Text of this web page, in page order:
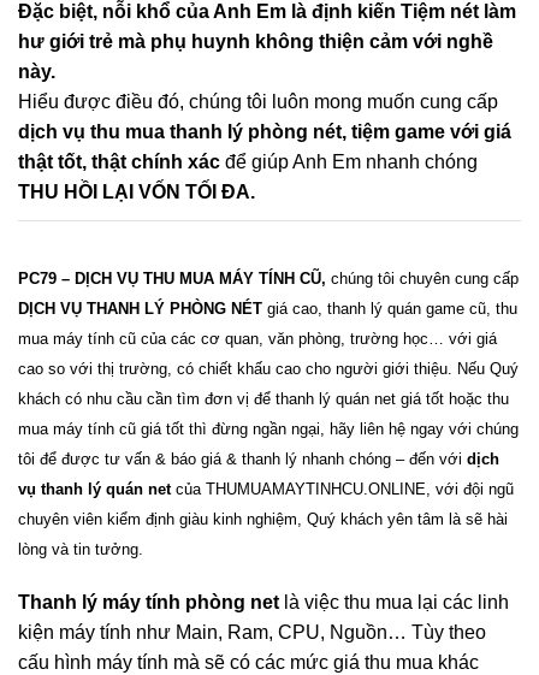
Đặc biệt, nỗi khổ của Anh Em là định kiến Tiệm nét làm
hư giới trẻ mà phụ huynh không thiện cảm với nghề
này.
Hiểu được điều đó, chúng tôi luôn mong muốn cung cấp
dịch vụ thu mua thanh lý phòng nét, tiệm game với giá
thật tốt, thật chính xác để giúp Anh Em nhanh chóng
THU HỒI LẠI VỐN TỐI ĐA.
PC79 – DỊCH VỤ THU MUA MÁY TÍNH CŨ, chúng tôi chuyên cung cấp
DỊCH VỤ THANH LÝ PHÒNG NÉT giá cao, thanh lý quán game cũ, thu
mua máy tính cũ của các cơ quan, văn phòng, trường học… với giá
cao so với thị trường, có chiết khấu cao cho người giới thiệu. Nếu Quý
khách có nhu cầu cần tìm đơn vị để thanh lý quán net giá tốt hoặc thu
mua máy tính cũ giá tốt thì đừng ngần ngại, hãy liên hệ ngay với chúng
tôi để được tư vấn & báo giá & thanh lý nhanh chóng – đến với dịch
vụ thanh lý quán netcủa THUMUAMAYTINHCU.ONLINE, với đội ngũ
chuyên viên kiểm định giàu kinh nghiệm, Quý khách yên tâm là sẽ hài
lòng và tin tưởng.
Thanh lý máy tính phòng net là việc thu mua lại các linh
kiện máy tính như Main, Ram, CPU, Nguồn… Tùy theo
cấu hình máy tính mà sẽ có các mức giá thu mua khác